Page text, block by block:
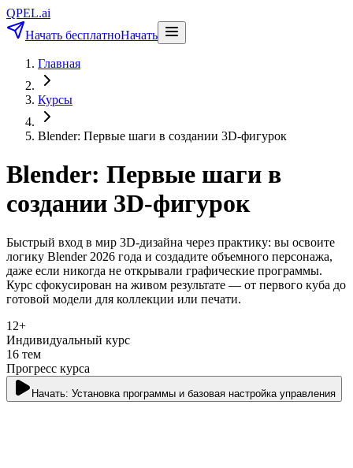
QPEL.ai
Начать бесплатноНачать
Главная
Курсы
Blender: Первые шаги в создании 3D-фигурок
Blender: Первые шаги в
создании 3D-фигурок
Быстрый вход в мир 3D-дизайна через практику: вы освоите
логику Blender 2026 года и создадите объемного персонажа,
даже если никогда не открывали графические программы.
Курс сфокусирован на живом результате — от первого куба до
готовой модели для коллекции или печати.
12+
Индивидуальный курс
16 тем
Прогресс курса
Начать: Установка программы и базовая настройка управления